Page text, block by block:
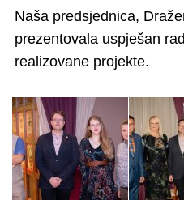
Naša predsjednica,
prezentovala uspješan
realizovane projekte.